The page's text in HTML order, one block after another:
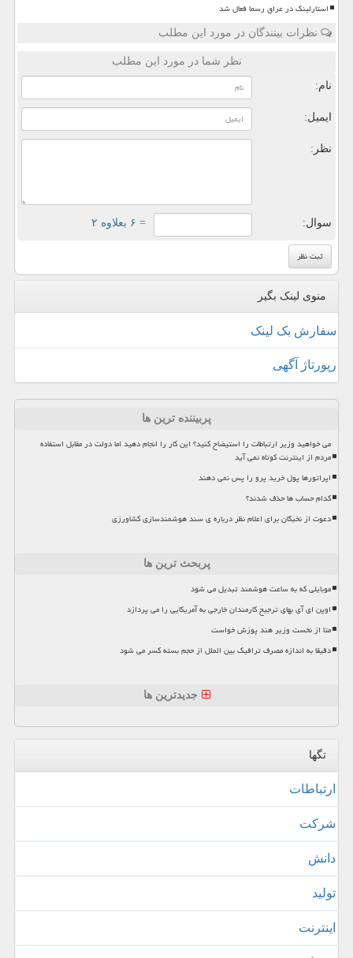
استارلینک در عراق رسما فعال شد
نظرات بینندگان در مورد این مطلب
نظر شما در مورد این مطلب
نام:
ایمیل:
نظر:
سوال: = ۶ بعلاوه ۲
منوی لینک بگیر
سفارش بک لینک
رپورتاژ آگهی
پربیننده ترین ها
می خواهید وزیر ارتباطات را استیضاح کنید؟ این کار را انجام دهید اما دولت در مقابل استفاده
مردم از اینترنت کوتاه نمی آید
اپراتورها پول خرید پرو را پس نمی دهند
کدام حساب ها حذف شدند؟
دعوت از نخبگان برای اعلام نظر درباره ی سند هوشمندسازی کشاورزی
پربحث ترین ها
موبایلی که به ساعت هوشمند تبدیل می شود
اوپن ای آی بهای ترجیح کارمندان خارجی به آمریکایی را می پردازد
متا از نخست وزیر هند پوزش خواست
دقیقا به اندازه مصرف ترافیک بین الملل از حجم بسته کسر می شود
جدیدترین ها
تگها
ارتباطات
شركت
دانش
تولید
اینترنت